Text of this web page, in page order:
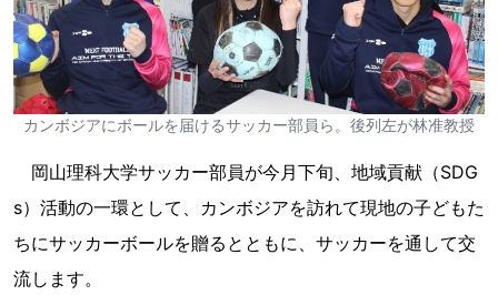
カンボジアにボールを届けるサッカー部員ら。後列左が林准教授
岡山理科大学サッカー部員が今月下旬、地域貢献（SDG
s）活動の一環として、カンボジアを訪れて現地の子どもた
ちにサッカーボールを贈るとともに、サッカーを通して交
流します。